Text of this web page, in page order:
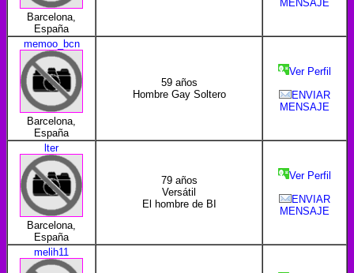
Barcelona,
España
MENSAJE
memoo_bcn
Barcelona,
España
59 años
Hombre Gay Soltero
Ver Perfil
ENVIAR
MENSAJE
lter
Barcelona,
España
79 años
Versátil
El hombre de BI
Ver Perfil
ENVIAR
MENSAJE
melih11